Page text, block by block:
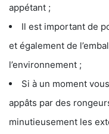
appétant ;
Il est important de
et également de
l’environnement ;
Si à un moment
appâts par des
minutieusement les